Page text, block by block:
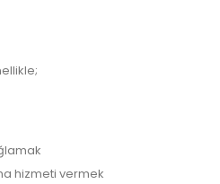
hizmeti vermek